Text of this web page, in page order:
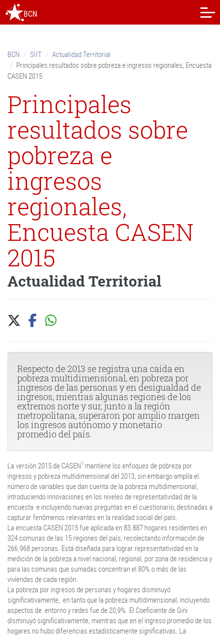
content.
navigation
BCN
BCN SIIT
Actualidad Territorial
Principales resultados sobre pobreza e ingresos regionales, Encuesta
CASEN 2015
Principales
resultados sobre
pobreza e
ingresos
regionales,
Encuesta CASEN
2015
Actualidad Territorial
Respecto de 2013 se registra una caída en
pobreza multidimensional, en pobreza por
ingresos de las personas y en desigualdad de
ingresos, mientras algunas regiones de los
extremos norte y sur, junto a la región
metropolitana, superaron por amplio margen
los ingresos autónomo y monetario
promedio del país.
La versión 2015 de CASEN1 mantiene los enfoques de pobreza por
ingresos y pobreza multidimensional del 2013, sin embargo amplía el
número de variables que dan cuenta de la pobreza multidimensional,
introduciendo innovaciones en los niveles de representatividad de la
encuesta e incluyendo nuevas preguntas en el cuestionario, destinadas a
capturar fenómenos relevantes en la realidad social del país.
La encuesta CASEN 2015 fue aplicada en 83.887 hogares residentes en
324 comunas de las 15 regiones del país, recolectando información de
266.968 personas. Está diseñada para lograr representatividad en la
medición de la pobreza a nivel nacional, regional, por zona de residencia y
para las comunas que sumadas concentran el 80% o más de las
viviendas de cada región.
La pobreza por ingresos de personas y hogares disminuyó
significativamente, en tanto que la pobreza multidimensional, incluyendo
aspectos de entorno y redes fue de 20,9%. El Coeficiente de Gini
disminuyó significativamente, mientras que en el ingreso promedio de los
hogares no hubo diferencias estadísticamente significativas. La